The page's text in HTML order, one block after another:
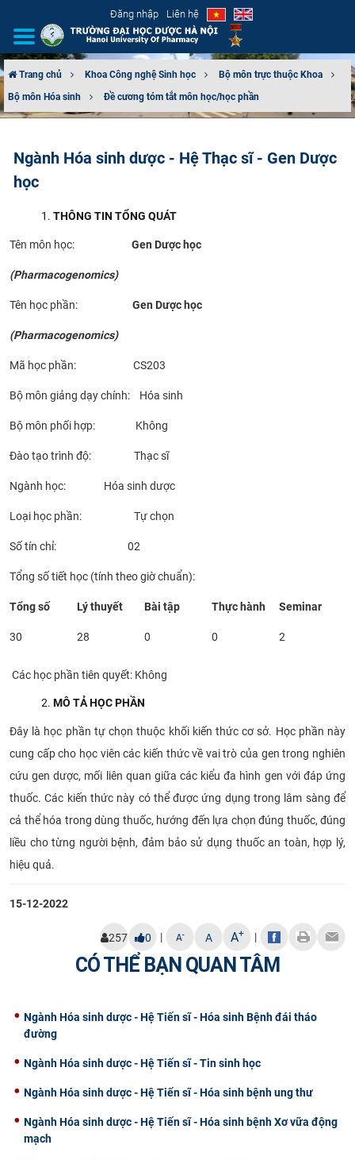
Đăng nhập Liên hệ
GIỚI THIỆU
TUYỂN SINH
ĐÀO TẠO
KHOA HỌC CÔNG NGHỆ
HTQT
CỰU NGƯỜI HỌC
Trang chủ Khoa Công nghệ Sinh học
Bộ môn trực thuộc Khoa
Bộ môn Hóa sinh
Đề cương tóm tắt môn học/học phần
Ngành Hóa sinh dược - Hệ Thạc sĩ - Gen Dược
học
THÔNG TIN TỔNG QUÁT
Tên môn học: Gen Dược học
(Pharmacogenomics)
Tên học phần: Gen Dược học
(Pharmacogenomics)
Mã học phần: CS203
Bộ môn giảng dạy chính: Hóa sinh
Bộ môn phối hợp: Không
Đào tạo trình độ: Thạc sĩ
Ngành học: Hóa sinh dược
Loại học phần: Tự chọn
Số tín chỉ: 02
Tổng số tiết học (tính theo giờ chuẩn):
Tổng số Lý thuyết Bài tập Thực hành Seminar
30 28 0 0 2
Các học phần tiên quyết: Không
MÔ TẢ HỌC PHẦN
Đây là học phần tự chọn thuộc khối kiến thức cơ sở. Học phần này
cung cấp cho học viên các kiến thức về vai trò của gen trong nghiên
cứu gen dược, mối liên quan giữa các kiểu đa hình gen với đáp ứng
thuốc. Các kiến thức này có thể được ứng dụng trong lâm sàng để
cả thể hóa trong dùng thuốc, hướng đến lựa chọn đúng thuốc, đúng
liều cho từng người bệnh, đảm bảo sử dụng thuốc an toàn, hợp lý,
hiệu quả.
15-12-2022
257 0 | A- A A+ |
CÓ THỂ BẠN QUAN TÂM
Ngành Hóa sinh dược - Hệ Tiến sĩ - Hóa sinh Bệnh đái tháo
đường
Ngành Hóa sinh dược - Hệ Tiến sĩ - Tin sinh học
Ngành Hóa sinh dược - Hệ Tiến sĩ - Hóa sinh bệnh ung thư
Ngành Hóa sinh dược - Hệ Tiến sĩ - Hóa sinh bệnh Xơ vữa động
mạch